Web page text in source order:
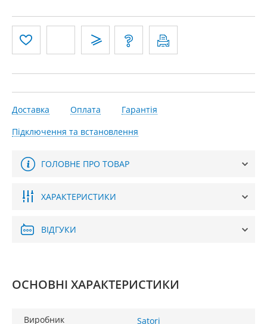
Доставка Оплата
Гарантія
Підключення та встановлення
ГОЛОВНЕ ПРО ТОВАР
ХАРАКТЕРИСТИКИ
ВІДГУКИ
ОСНОВНІ ХАРАКТЕРИСТИКИ
Виробник Satori